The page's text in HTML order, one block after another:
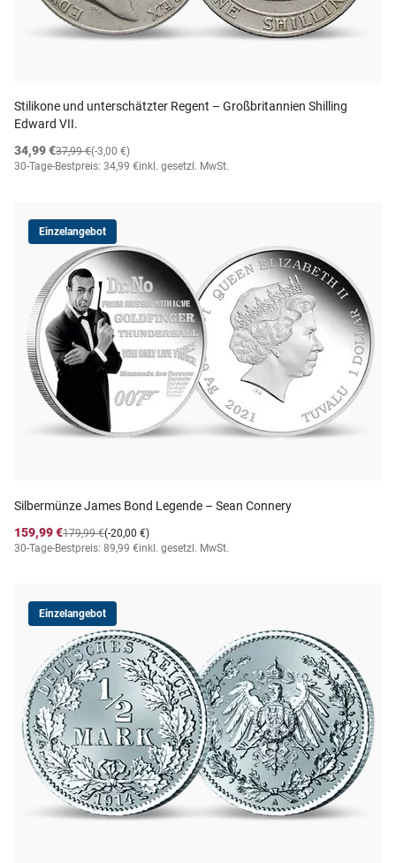
Stilikone und unterschätzter Regent – Großbritannien Shilling
Edward VII.
34,99 €
(-3,00 €)
37,99 €
30-Tage-Bestpreis: 34,99 €inkl. gesetzl. MwSt.
Einzelangebot
Silbermünze James Bond Legende – Sean Connery
159,99 €
(-20,00 €)
179,99 €
30-Tage-Bestpreis: 89,99 €inkl. gesetzl. MwSt.
Einzelangebot